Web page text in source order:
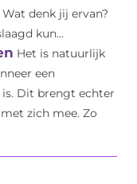
denk jij ervan?
kun...
Het is natuurlijk
een
Dit brengt echter
zich mee. Zo